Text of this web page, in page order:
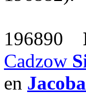
196890
Cadzow
en Jacoba